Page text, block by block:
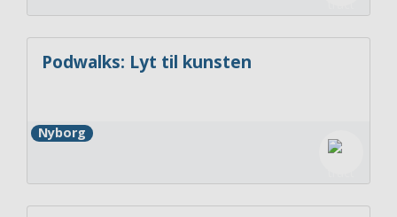
Podwalks: Lyt til kunsten
Nyborg